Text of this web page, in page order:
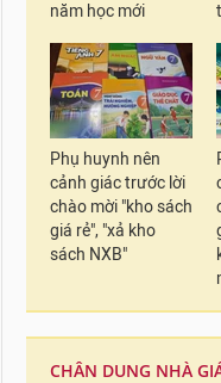
năm học mới
Phụ huynh nên
cảnh giác trước lời
chào mời "kho sách
giá rẻ", "xả kho
sách NXB"
CHÂN DUNG NHÀ